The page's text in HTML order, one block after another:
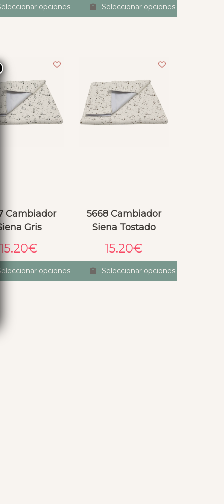
opciones Seleccionar opciones
Cambiador
Siena Gris
15.20€
Seleccionar opciones
5668 Cambiador
Siena Tostado
15.20€
Seleccionar opciones